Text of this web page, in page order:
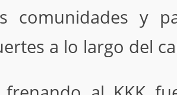
comunidades y
a lo largo del